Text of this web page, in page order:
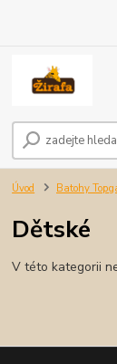
Úvod Batohy
Dětské
V této kategorii